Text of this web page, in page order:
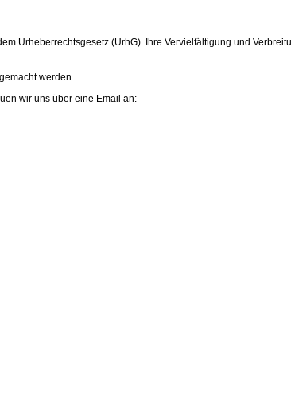
Urheberrechtsgesetz (UrhG). Ihre Vervielfältigung und
werden.
wir uns über eine Email an: